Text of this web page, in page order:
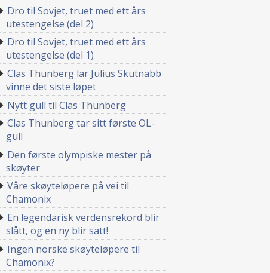
Dro til Sovjet, truet med ett års
utestengelse (del 2)
Dro til Sovjet, truet med ett års
utestengelse (del 1)
Clas Thunberg lar Julius Skutnabb
vinne det siste løpet
Nytt gull til Clas Thunberg
Clas Thunberg tar sitt første OL-
gull
Den første olympiske mester på
skøyter
Våre skøyteløpere på vei til
Chamonix
En legendarisk verdensrekord blir
slått, og en ny blir satt!
Ingen norske skøyteløpere til
Chamonix?